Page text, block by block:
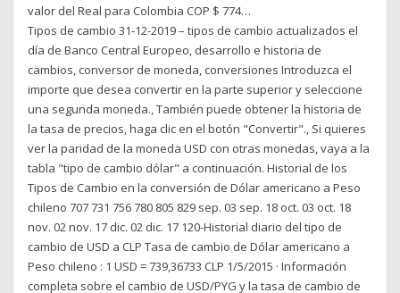
valor del Real para Colombia COP $ 774…
Tipos de cambio 31-12-2019 – tipos de cambio actualizados el
día de Banco Central Europeo, desarrollo e historia de
cambios, conversor de moneda, conversiones Introduzca el
importe que desea convertir en la parte superior y seleccione
una segunda moneda., También puede obtener la historia de
la tasa de precios, haga clic en el botón "Convertir"., Si quieres
ver la paridad de la moneda USD con otras monedas, vaya a la
tabla "tipo de cambio dólar" a continuación. Historial de los
Tipos de Cambio en la conversión de Dólar americano a Peso
chileno 707 731 756 780 805 829 sep. 03 sep. 18 oct. 03 oct. 18
nov. 02 nov. 17 dic. 02 dic. 17 120-Historial diario del tipo de
cambio de USD a CLP Tasa de cambio de Dólar americano a
Peso chileno : 1 USD = 739,36733 CLP 1/5/2015 · Información
completa sobre el cambio de USD/PYG y la tasa de cambio de